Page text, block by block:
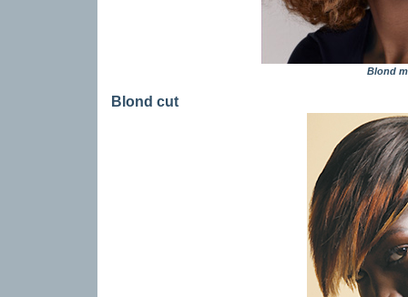
Blond
Blond cut